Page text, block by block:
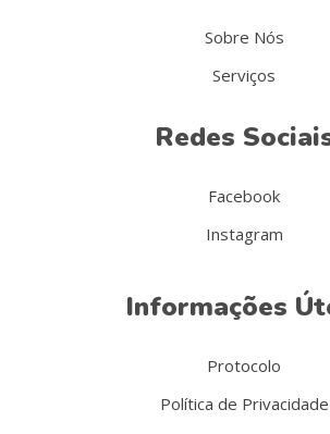
Sobre Nós
Serviços
Redes
Facebook
Instagram
Informações
Protocolo
Política de Privacidade